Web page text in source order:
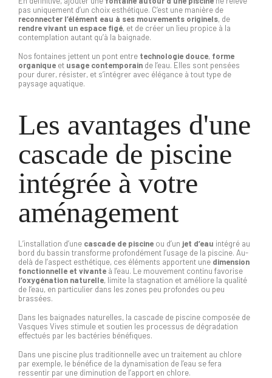
pas uniquement d’un choix esthétique. C’est une manière de
reconnecter l’élément eau à ses mouvements originels, de
rendre vivant un espace figé, et de créer un lieu propice à la
contemplation autant qu’à la baignade.
Nos fontaines jettent un pont entre technologie douce, forme
organique et usage contemporain de l’eau. Elles sont pensées
pour durer, résister, et s’intégrer avec élégance à tout type de
paysage aquatique.
Les avantages d'une
cascade de piscine
intégrée à votre
aménagement
L’installation d’une cascade de piscine ou d’un jet d’eau intégré au
bord du bassin transforme profondément l’usage de la piscine. Au-
delà de l’aspect esthétique, ces éléments apportent une dimension
fonctionnelle et vivante à l’eau. Le mouvement continu favorise
l’oxygénation naturelle, limite la stagnation et améliore la qualité
de l’eau, en particulier dans les zones peu profondes ou peu
brassées.
Dans les baignades naturelles, la cascade de piscine composée de
Vasques Vives stimule et soutien les processus de dégradation
effectués par les bactéries bénéfiques.
Dans une piscine plus traditionnelle avec un traitement au chlore
par exemple, le bénéfice de la dynamisation de l’eau se fera
ressentir par une diminution de l’apport en chlore.